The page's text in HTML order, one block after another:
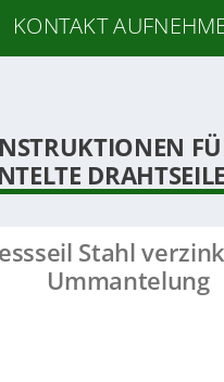
KONTAKT
DRAHTSEILE
Stahl
Ummantelung